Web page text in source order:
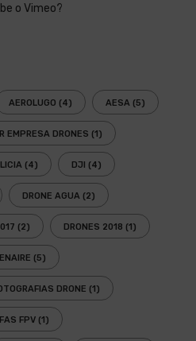
o Vimeo?
AEROLUGO (4) AESA (5)
EMPRESA DRONES (1)
(4) DJI (4)
DRONE AGUA (2)
(2) DRONES 2018 (1)
ENAIRE (5)
DRONE (1)
FPV (1)